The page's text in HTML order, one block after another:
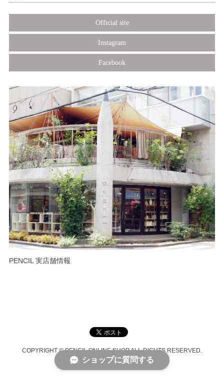
Official site
Instagram
Facebook
PENCIL 実店舗情報
COPYRIGHT © PENCIL ONLINE SHOP ALL RIGHTS RESERVED.
ショップに質問する